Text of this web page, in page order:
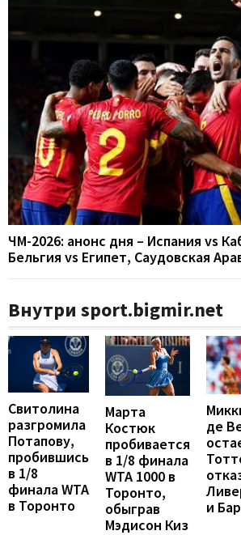
ЧМ-2026: анонс дня – Испания vs
Бельгия vs Египет, Саудовская
Внутри sport.bigmir.net
Свитолина
разгромила
Потапову,
пробившись
в 1/8
финала WTA
в Торонто
Марта
Костюк
пробивается
в 1/8 финала
WTA 1000 в
Торонто,
обыграв
Мэдисон Киз
де
и